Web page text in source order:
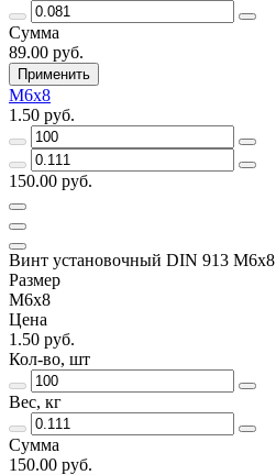
Сумма
89.00 руб.
Применить
М6х8
1.50 руб.
150.00 руб.
Винт установочный DIN 913 М6х8
Размер
М6х8
Цена
1.50 руб.
Кол-во, шт
Вес, кг
Сумма
150.00 руб.